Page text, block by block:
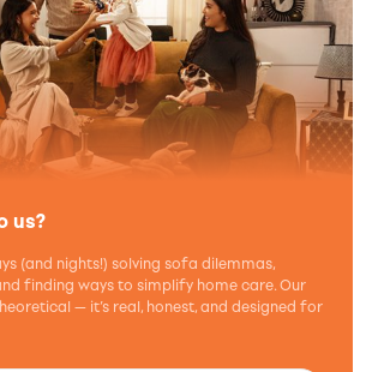
us?
(and nights!) solving sofa dilemmas,
finding ways to simplify home care. Our
— it’s real, honest, and designed for